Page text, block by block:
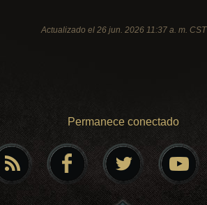
Actualizado el 26 jun. 2026 11:37 a. m. CST
Permanece conectado